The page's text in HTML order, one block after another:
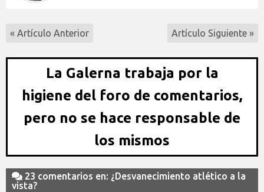
« Artículo Anterior Artículo Siguiente »
La Galerna trabaja por la
higiene del foro de comentarios,
pero no se hace responsable de
los mismos
23 comentarios en: ¿Desvanecimiento atlético a la
vista?